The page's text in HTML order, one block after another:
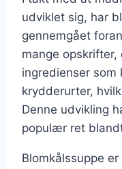
udviklet sig, har
gennemgået
mange
ingredienser
krydderurter,
Denne udvikling
populær ret
Blomkålssuppe